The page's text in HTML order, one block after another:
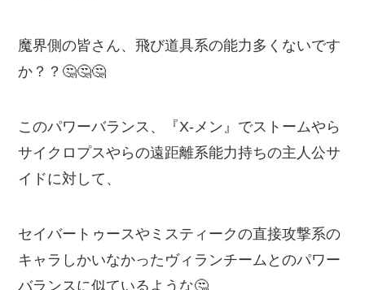
魔界側の皆さん、飛び道具系の能力多くないです
か？？🤔🤔🤔
このパワーバランス、『X-メン』でストームやら
サイクロプスやらの遠距離系能力持ちの主人公サ
イドに対して、
セイバートゥースやミスティークの直接攻撃系の
キャラしかいなかったヴィランチームとのパワー
バランスに似ているような🤔